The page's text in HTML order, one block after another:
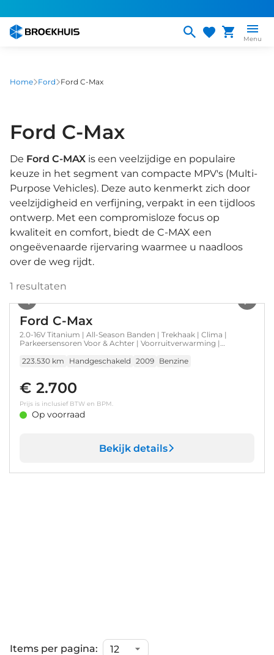
naar
gaan
Menu
Home Ford Ford C-Max
Ford C-Max
De Ford C-MAX is een veelzijdige en populaire
keuze in het segment van compacte MPV's (Multi-
Purpose Vehicles). Deze auto kenmerkt zich door
veelzijdigheid en verfijning, verpakt in een tijdloos
ontwerp. Met een compromisloze focus op
kwaliteit en comfort, biedt de C-MAX een
ongeëvenaarde rijervaring waarmee u naadloos
over de weg rijdt.
1 resultaten
Ford C-Max
2.0-16V Titanium | All-Season Banden | Trekhaak | Clima |
Parkeersensoren Voor & Achter | Voorruitverwarming |
223.530 km
Handgeschakeld 2009 Benzine
€ 2.700
Prijs is inclusief BTW en BPM.
Op voorraad
Bekijk details
Items per pagina: